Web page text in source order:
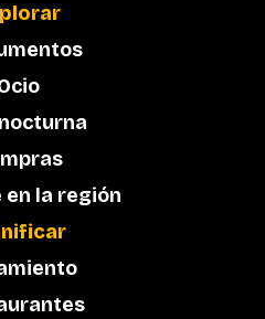
en la región